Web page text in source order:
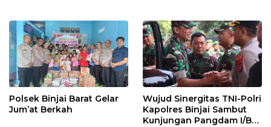
Polsek Binjai Barat Gelar
Jum’at Berkah
Wujud Sinergitas TNI-Polri
Kapolres Binjai Sambut
Kunjungan Pangdam I/BB